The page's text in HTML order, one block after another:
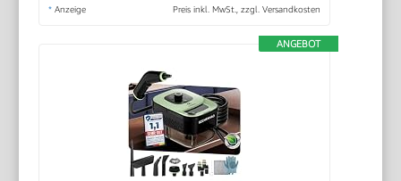
* Anzeige Preis inkl. MwSt., zzgl. Versandkosten
ANGEBOT